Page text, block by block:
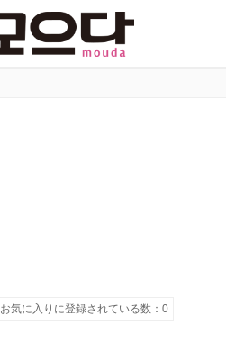
お気に入りに登録されている数：0